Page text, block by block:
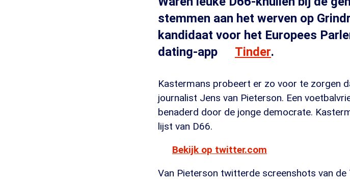
stemmen aan het werven op
kandidaat voor het Europees
dating-app
Tinder.
Kastermans probeert er zo voor te zorgen
journalist Jens van Pieterson. Een
benaderd door de jonge democrate.
lijst van D66.
Bekijk op twitter.com
Van Pieterson twitterde screenshots van